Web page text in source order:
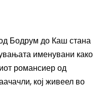
Бодрум до Каш стана
именувани како
романсиер од
кој живеел во